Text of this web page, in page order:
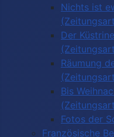
Nichts ist
Der
Räumung
Bis
Fotos der
Französische